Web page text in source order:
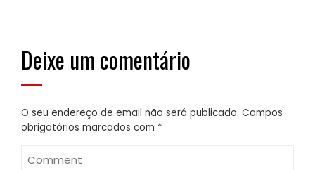
Deixe um comentário
O seu endereço de email não será publicado. Campos
obrigatórios marcados com *